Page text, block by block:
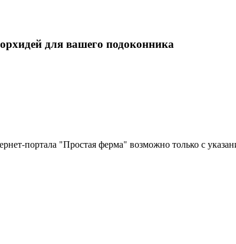
для вашего подоконника
портала "Простая ферма" возможно только с